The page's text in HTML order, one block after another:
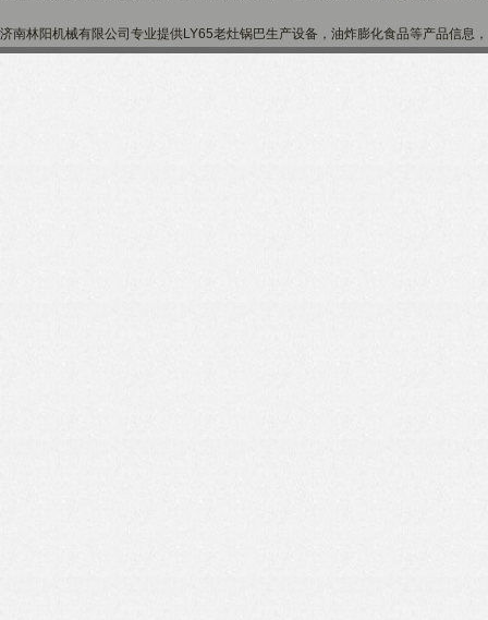
济南林阳机械有限公司专业提供LY65老灶锅巴生产设备，油炸膨化食品等产品信息